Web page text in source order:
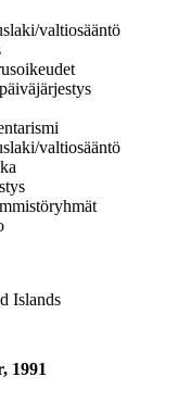
valtiosääntö
valtiosääntö
Islands
1991